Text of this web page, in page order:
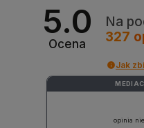
5.0
Ocena
Na
327
Jak
opinia